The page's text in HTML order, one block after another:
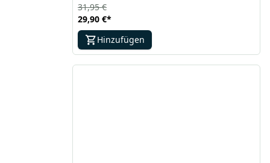
29,90 €*
31,95 €
Hinzufügen